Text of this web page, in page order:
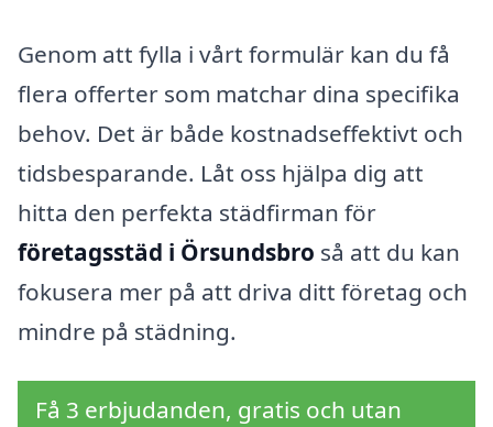
Genom att fylla i vårt formulär kan du få
flera offerter som matchar dina specifika
behov. Det är både kostnadseffektivt och
tidsbesparande. Låt oss hjälpa dig att
hitta den perfekta städfirman för
företagsstäd i Örsundsbro så att du kan
fokusera mer på att driva ditt företag och
mindre på städning.
Få 3 erbjudanden, gratis och utan